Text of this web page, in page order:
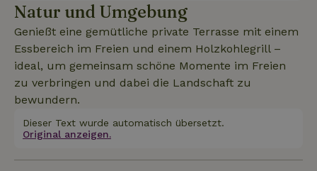
Holzkohlegrill – perfekt, um gemeinsam schöne
Momente an der frischen Luft zu verbringen und
dabei die Landschaft zu bewundern. Die Unterkunft
verfügt über zwei komfortable Schlafzimmer, ein
gemütliches Wohnzimmer mit Flachbildfernseher,
kostenlosem WLAN und einem Pelletofen, der zu
sorgt. Die voll ausgestattete Küche verfügt unter
sodass du deine Mahlzeiten ganz einfach
Natur und Umgebung
Genießt eine gemütliche private Terrasse mit einem
Essbereich im Freien und einem Holzkohlegrill –
ideal, um gemeinsam schöne Momente im Freien
zu verbringen und dabei die Landschaft zu
bewundern.
Dieser Text wurde automatisch übersetzt.
Original anzeigen.